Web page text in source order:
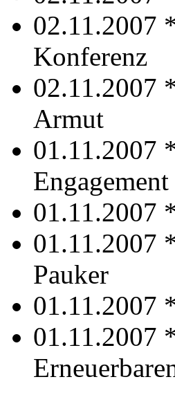
02.11.2007
Konferenz
02.11.2007
Armut
01.11.2007
Engagement
01.11.2007
01.11.2007
Pauker
01.11.2007
01.11.2007